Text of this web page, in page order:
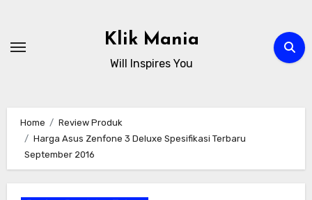
content
Klik Mania
Will Inspires You
Home
Review Produk
Harga Asus Zenfone 3 Deluxe Spesifikasi Terbaru
September 2016